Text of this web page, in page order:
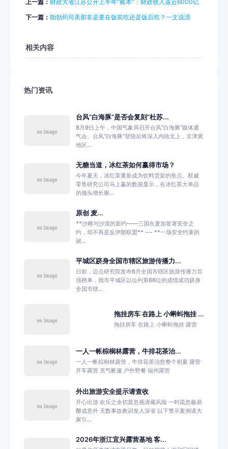
上一篇： 财政大省江苏公开上半年“账本”：财政收入逼近6000亿
下一篇： 助勃药司美那非是要在饭前吃还是饭后吃？一文说清
相关内容
热门资讯
台风“白海豚”是否会复刻“杜苏...
8月9日上午，中国气象局召开台风“白海豚”媒体通
气会。台风“白海豚”登陆后将深入内陆北上，京津冀
地区...
无糖当道，冰红茶如何赢得市场？
今年夏天，冰红茶重新成为饮料货架的焦点。权威
零售研究公司马上赢的数据显示，在冰红茶大单品
的领头增长驱...
原创 麦...
**沙雕与沙漠的新约——三国在麦加签署安全之
约，却不再是反伊朗联盟** --- **一场安全约束的
诞...
平城区跻身全国市辖区旅游传播力...
日前，迈点研究院发布6月全国市辖区旅游传播力百
强榜单，我市平城区以位列第66位的成绩成功跻身
全国市辖...
拖挂房车 在路上 小蝌蚪拖挂 ...
拖挂房车 在路上 小蝌蚪拖挂 露营
一人一帐棕榈林露营，牛排花茶治...
一人一帐棕榈林露营，牛排花茶治愈整个初夏 露营
开车露营 充气帐篷 户外野餐 福州露营
外出旅游安全提示请查收
开心出游 欢乐之余切莫忽视潜藏风险 一时疏忽极易
酿成意外 无数事故教训发人深省 以下警示案例请大
家引...
2026年浙江宜兴露营基地 客...